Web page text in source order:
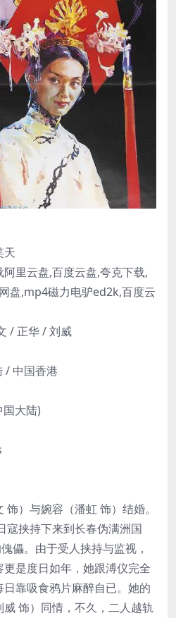
天
里云盘,百度云盘,夸克下载,
盘,mp4磁力电驴ed2k,百度云
/ 正华 / 刘威
/ 中国香港
大陆)
）与婉容（潘虹 饰）结婚。
寇挟持下来到长春伪满洲国
儡。由于受人挟持与监视，
是度日如年，她跟溥仪完全
靠吸食鸦片麻醉自已。她的
饰）同情，不久，二人越轨